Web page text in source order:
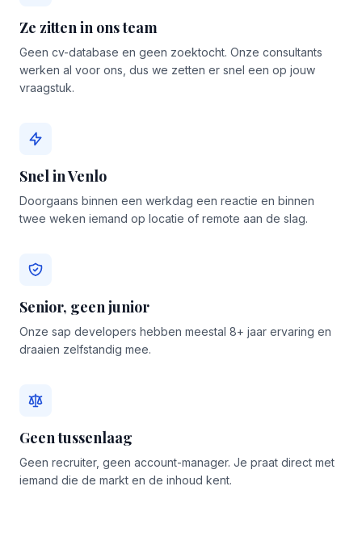
Ze zitten in ons team
Geen cv-database en geen zoektocht. Onze consultants
werken al voor ons, dus we zetten er snel een op jouw
vraagstuk.
Snel in Venlo
Doorgaans binnen een werkdag een reactie en binnen
twee weken iemand op locatie of remote aan de slag.
Senior, geen junior
Onze sap developers hebben meestal 8+ jaar ervaring en
draaien zelfstandig mee.
Geen tussenlaag
Geen recruiter, geen account-manager. Je praat direct met
iemand die de markt en de inhoud kent.